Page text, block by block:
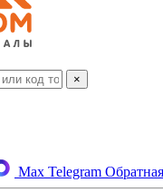
×
Max Telegram